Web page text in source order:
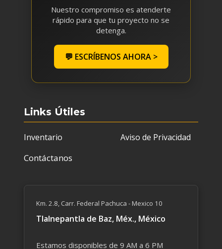
Nuestro compromiso es atenderte
rápido para que tu proyecto no se
detenga.
💬 ESCRÍBENOS AHORA >
Links Útiles
Inventario
Contáctanos
Aviso de Privacidad
Km. 2.8, Carr. Federal Pachuca - Mexico 10
Tlalnepantla de Baz, Méx., México
Estamos disponibles de 9 AM a 6 PM